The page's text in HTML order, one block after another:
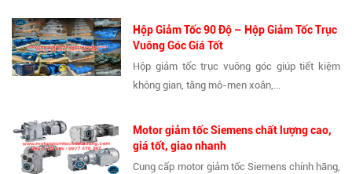
Hộp Giảm Tốc 90 Độ – Hộp Giảm Tốc Trục
Vuông Góc Giá Tốt
Hộp giảm tốc trục vuông góc giúp tiết kiệm
không gian, tăng mô-men xoắn,...
Motor giảm tốc Siemens chất lượng cao,
giá tốt, giao nhanh
Cung cấp motor giảm tốc Siemens chính hãng,